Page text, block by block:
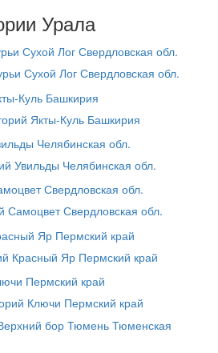
Урала
Сухой Лог Свердловская обл.
Якты-Куль Башкирия
Увильды Челябинская обл.
Самоцвет Свердловская обл.
Красный Яр Пермский край
Ключи Пермский край